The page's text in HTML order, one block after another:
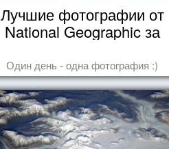
Лучшие фотографии от
National Geographic за
Один день - одна фотография :)